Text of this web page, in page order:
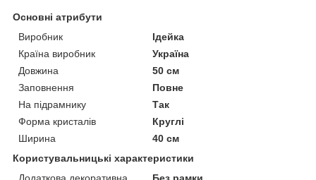
Основні атрибути
Виробник
Ідейка
Країна виробник
Україна
Довжина
50 см
Заповнення
Повне
На підрамнику
Так
Форма кристалів
Круглі
Ширина
40 см
Користувальницькі характеристики